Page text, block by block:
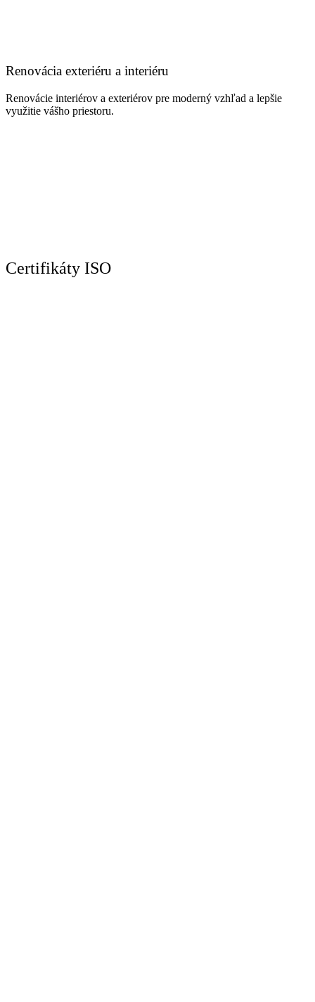
Renovácia exteriéru a interiéru
Renovácie interiérov a exteriérov pre moderný vzhľad a lepšie
využitie vášho priestoru.
Certifikáty ISO